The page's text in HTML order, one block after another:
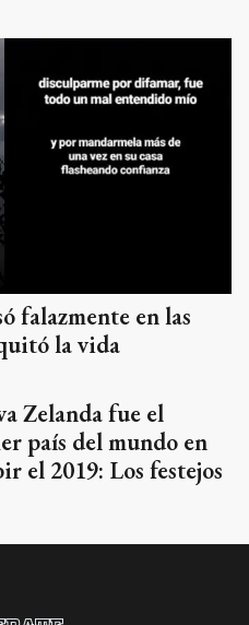
falazmente en las
la vida
Zelanda fue el
país del mundo en
el 2019: Los festejos